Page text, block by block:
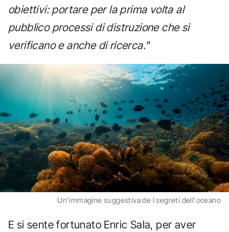
obiettivi: portare per la prima volta al
pubblico processi di distruzione che si
verificano e anche di ricerca."
Un'immagine suggestiva de I segreti dell'oceano
E si sente fortunato Enric Sala, per aver